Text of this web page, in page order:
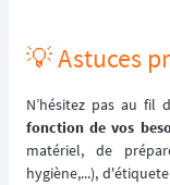
💡 Astuces
N’hésitez pas au fil
fonction de vos
matériel, de
hygiène,...),